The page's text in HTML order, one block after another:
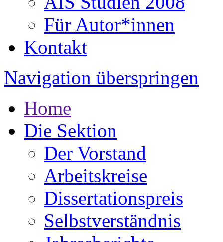
Für Autor*innen
Kontakt
Navigation überspringen
Home
Die Sektion
Der Vorstand
Arbeitskreise
Dissertationspreis
Selbstverständnis